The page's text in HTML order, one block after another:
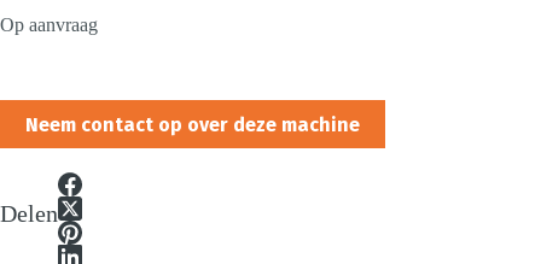
Op aanvraag
Neem contact op over deze machine
Delen